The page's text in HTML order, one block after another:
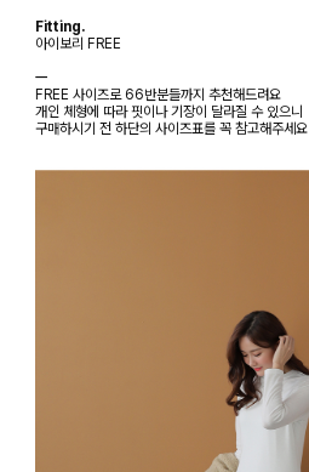
Fitting.
아이보리 FREE
ㅡ
FREE 사이즈로 66반분들까지 추천해드려요
개인 체형에 따라 핏이나 기장이 달라질 수 있으니
구매하시기 전 하단의 사이즈표를 꼭 참고해주세요